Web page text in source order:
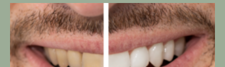
peuvent
être
choisies
sur
Plage
de
prix :
85,00 €
à
170,00 €
Ce
produit
plusieurs
variations.